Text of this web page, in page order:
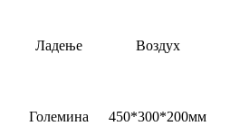
Ладење Воздух
Големина 450*300*200мм